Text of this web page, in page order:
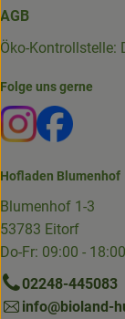
AGB
Öko-Kontrollstelle:
Folge uns gerne
Externer
Hofladen Blumenhof
Blumenhof 1-3
53783 Eitorf
Do-Fr: 09:00 -
02248-445083
info@bioland-